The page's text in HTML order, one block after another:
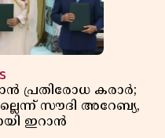
പ്രതിരോധ കരാർ;
സൗദി അറേബ്യ,
ഇറാൻ